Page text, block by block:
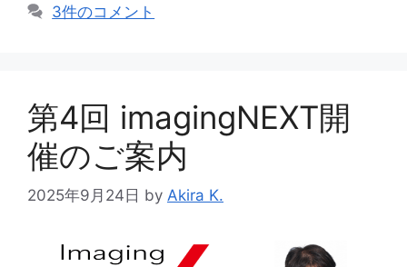
3件のコメント
第4回 imagingNEXT開
催のご案内
2025年9月24日 by Akira K.